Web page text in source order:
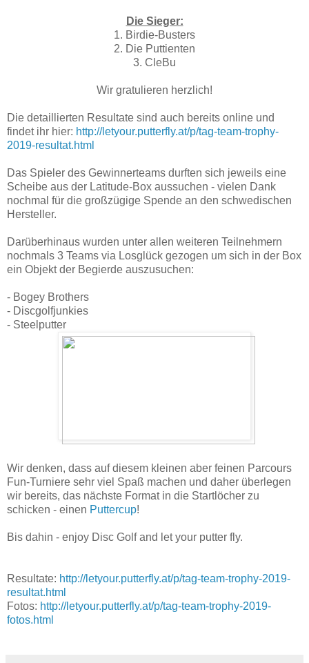
Die Sieger:
1. Birdie-Busters
2. Die Puttienten
3. CleBu
Wir gratulieren herzlich!
Die detaillierten Resultate sind auch bereits online und
findet ihr hier: http://letyour.putterfly.at/p/tag-team-trophy-
2019-resultat.html
Das Spieler des Gewinnerteams durften sich jeweils eine
Scheibe aus der Latitude-Box aussuchen - vielen Dank
nochmal für die großzügige Spende an den schwedischen
Hersteller.
Darüberhinaus wurden unter allen weiteren Teilnehmern
nochmals 3 Teams via Losglück gezogen um sich in der Box
ein Objekt der Begierde auszusuchen:
- Bogey Brothers
- Discgolfjunkies
- Steelputter
Wir denken, dass auf diesem kleinen aber feinen Parcours
Fun-Turniere sehr viel Spaß machen und daher überlegen
wir bereits, das nächste Format in die Startlöcher zu
schicken - einen Puttercup!
Bis dahin - enjoy Disc Golf and let your putter fly.
Resultate: http://letyour.putterfly.at/p/tag-team-trophy-2019-
resultat.html
Fotos: http://letyour.putterfly.at/p/tag-team-trophy-2019-
fotos.html